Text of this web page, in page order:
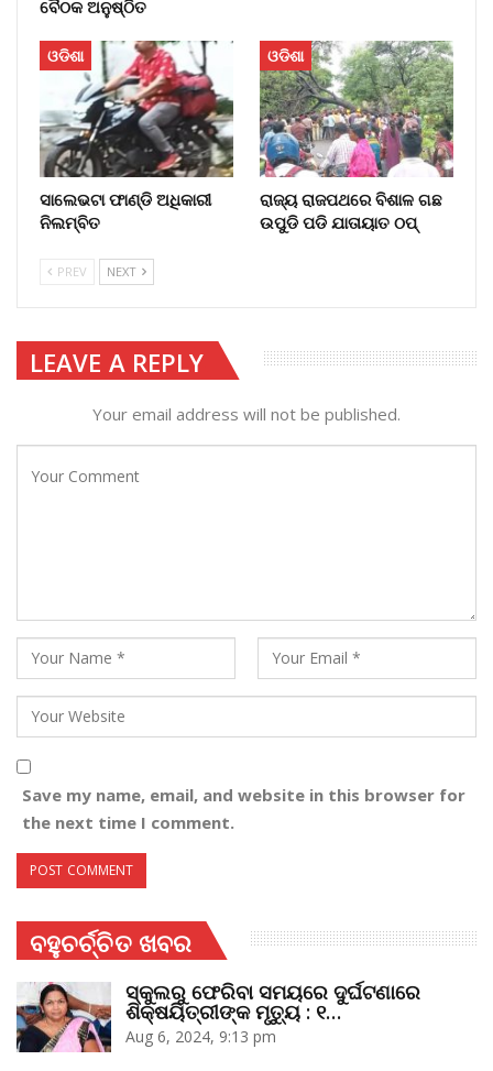
ବୈଠକ ଅନୁଷ୍ଠିତ
ଓଡିଶା
ସାଲେଭଟା ଫାଣ୍ଡି ଅଧିକାରୀ
ନିଲମ୍ବିତ
ଓଡିଶା
ରାଜ୍ୟ ରାଜପଥରେ ବିଶାଳ ଗଛ
ଉପୁଡି ପଡି ଯାତାୟାତ ଠପ୍‌
PREV NEXT
LEAVE A REPLY
Your email address will not be published.
Save my name, email, and website in this browser for
the next time I comment.
ବହୁଚର୍ଚ୍ଚିତ ଖବର
ସ୍କୁଲରୁ ଫେରିବା ସମୟରେ ଦୁର୍ଘଟଣାରେ
ଶିକ୍ଷୟିତ୍ରୀଙ୍କ ମୃତ୍ୟୁ : ୧…
Aug 6, 2024, 9:13 pm